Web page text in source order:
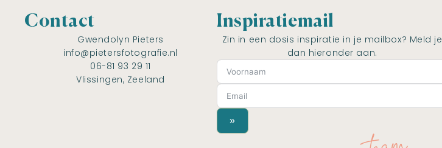
Contact
Gwendolyn Pieters
info@pietersfotografie.nl
06-81 93 29 11
Vlissingen, Zeeland
Inspiratiemail
Zin in een dosis inspiratie in je mailbox? Meld je
dan hieronder aan.
»